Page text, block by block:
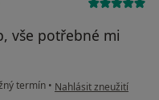
vše potřebné mi
termín • podle názoru uživatele
Nahlásit zneužití